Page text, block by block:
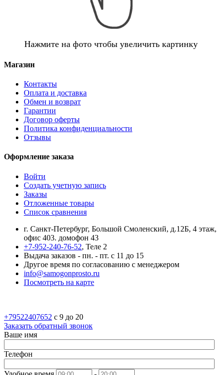
Нажмите на фото чтобы увеличить картинку
Магазин
Контакты
Оплата и доставка
Обмен и возврат
Гарантии
Договор оферты
Политика конфиденциальности
Отзывы
Оформление заказа
Войти
Создать учетную запись
Заказы
Отложенные товары
Список сравнения
г. Санкт-Петербург, Большой Смоленский, д.12Б, 4 этаж,
офис 403. домофон 43
+7-952-240-76-52, Теле 2
Выдача заказов - пн. - пт. с 11 до 15
Другое время по согласованию с менеджером
info@samogonprosto.ru
Посмотреть на карте
+79522407652 c 9 до 20
Заказать обратный звонок
Ваше имя
Телефон